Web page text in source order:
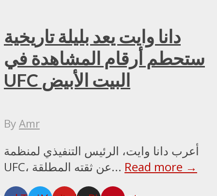
دانا وايت يعد بليلة تاريخية
ستحطم أرقام المشاهدة في
UFC البيت الأبيض
ByAmr
أعرب دانا وايت، الرئيس التنفيذي لمنظمة
UFC، عن ثقته المطلقة... Read more →